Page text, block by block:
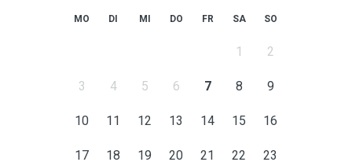
MO DI MI DO FR SA SO
1 2
3 4 5 6 7 8 9
10 11 12 13 14 15 16
17 18 19 20 21 22 23